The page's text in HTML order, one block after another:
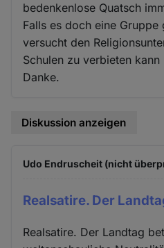
bedenkenlose Quatsch
Falls es doch eine
versucht den
Schulen zu verbieten
Danke.
Diskussion anzeigen
Udo Endruscheit (nicht
Realsatire. Der
Realsatire. Der Landtag